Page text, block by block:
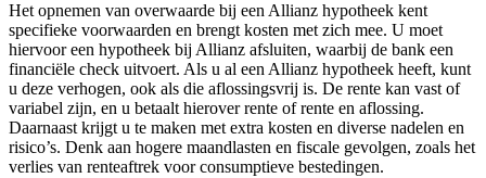
Het opnemen van overwaarde bij een Allianz hypotheek kent
specifieke voorwaarden en brengt kosten met zich mee. U moet
hiervoor een hypotheek bij Allianz afsluiten, waarbij de bank een
financiële check uitvoert. Als u al een Allianz hypotheek heeft, kunt
u deze verhogen, ook als die aflossingsvrij is. De rente kan vast of
variabel zijn, en u betaalt hierover rente of rente en aflossing.
Daarnaast krijgt u te maken met extra kosten en diverse nadelen en
risico’s. Denk aan hogere maandlasten en fiscale gevolgen, zoals het
verlies van renteaftrek voor consumptieve bestedingen.